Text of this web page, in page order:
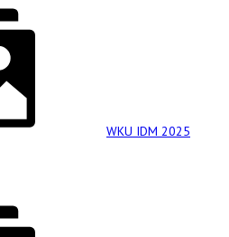
WKU IDM 2025